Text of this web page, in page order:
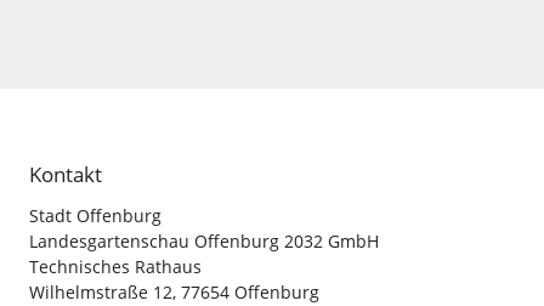
Kontakt
Stadt Offenburg
Landesgartenschau Offenburg 2032 GmbH
Technisches Rathaus
Wilhelmstraße 12, 77654 Offenburg